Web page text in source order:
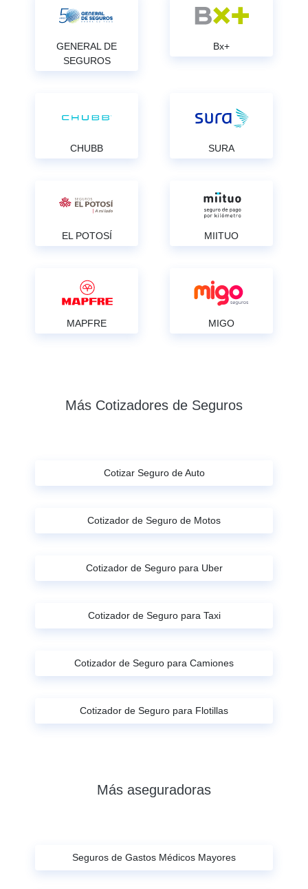
GENERAL DE
SEGUROS
Bx+
CHUBB SURA
EL POTOSÍ MIITUO
MAPFRE MIGO
Más Cotizadores de Seguros
Cotizar Seguro de Auto
Cotizador de Seguro de Motos
Cotizador de Seguro para Uber
Cotizador de Seguro para Taxi
Cotizador de Seguro para Camiones
Cotizador de Seguro para Flotillas
Más aseguradoras
Seguros de Gastos Médicos Mayores